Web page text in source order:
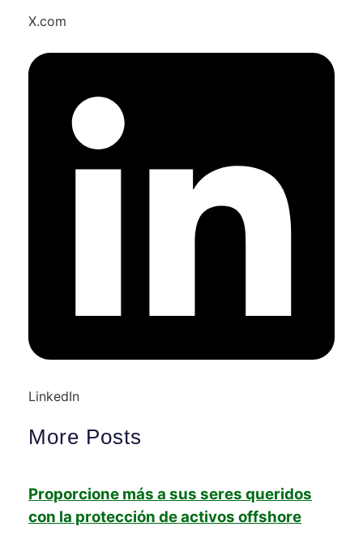
X.com
LinkedIn
More Posts
Proporcione más a sus seres queridos
con la protección de activos offshore